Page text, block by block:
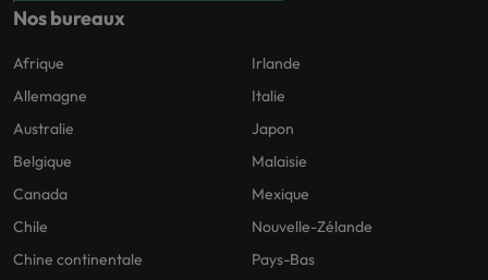
Nos bureaux
Afrique
Allemagne
Australie
Belgique
Canada
Chile
Chine continentale
Irlande
Italie
Japon
Malaisie
Mexique
Nouvelle-Zélande
Pays-Bas